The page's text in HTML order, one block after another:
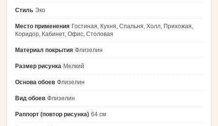
Стиль Эко
Место применения Гостиная, Кухня, Спальня, Холл, Прихожая,
Коридор, Кабинет, Офис, Столовая
Материал покрытия Флизелин
Размер рисунка Мелкий
Основа обоев Флизелин
Вид обоев Флизелин
Раппорт (повтор рисунка) 64 см